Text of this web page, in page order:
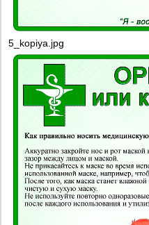
5_kopiya.jpg